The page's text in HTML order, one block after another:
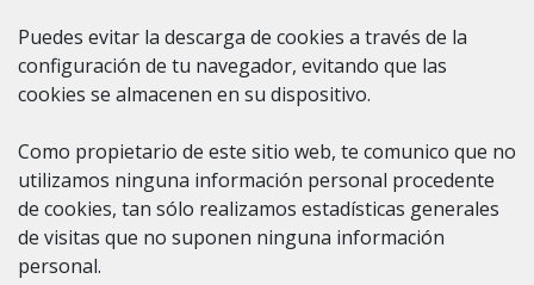
Puedes evitar la descarga de cookies a través de la
configuración de tu navegador, evitando que las
cookies se almacenen en su dispositivo.
Como propietario de este sitio web, te comunico que no
utilizamos ninguna información personal procedente
de cookies, tan sólo realizamos estadísticas generales
de visitas que no suponen ninguna información
personal.